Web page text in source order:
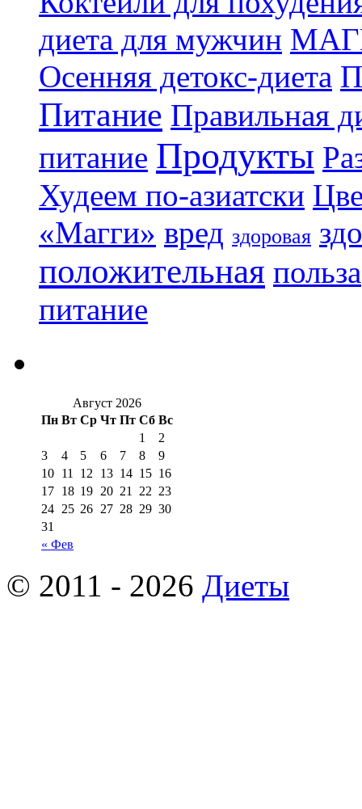
диета для мужчин
Осенняя детокс-диета
Питание Правильная
питание Продукты
Худеем по-азиатски
«Магги» вред здоровая
положительная польза
питание
Август 2026
Пн Вт Ср Чт Пт Сб Вс
« Фев
1
2
3
4 5 6 7 8
9
10 11 12 13 14 15 16
17 18 19 20 21 22 23
24 25 26 27 28 29 30
31
© 2011 - 2026 Диеты